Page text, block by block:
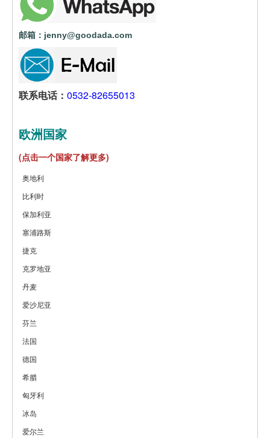
邮箱：jenny@goodada.com
联系电话： 0532-82655013
欧洲国家
(点击一个国家了解更多)
奥地利
比利时
保加利亚
塞浦路斯
捷克
克罗地亚
丹麦
爱沙尼亚
芬兰
法国
德国
希腊
匈牙利
冰岛
爱尔兰